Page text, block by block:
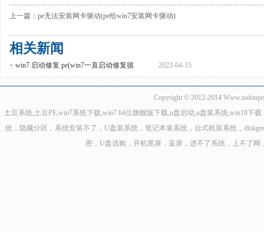
上一篇： pe无法安装网卡驱动(pe给win7安装网卡驱动)
相关新闻
2023-04-15
win7 启动修复 pe(win7一直启动修复循
Copyright © 2012-2014
土豆系统,土豆PE,win7系统下载,win7 64位旗舰版下载,u盘启动,u盘装系统,win10下
统，隐藏分区，系统安装不了，U盘装系统，笔记本装系统，台式机装系统，
密，U盘选购，开机黑屏，蓝屏，进不了系统，上不了